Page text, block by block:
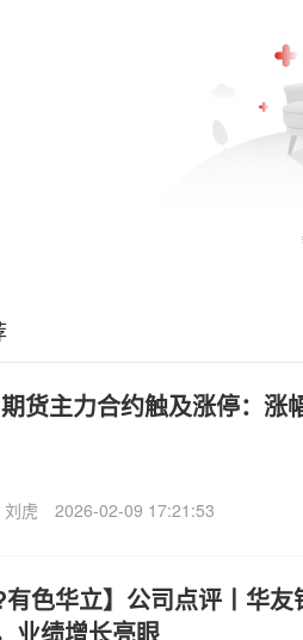
货主力合约触及涨停：涨
刘虎 2026-02-09 17:21:53
有色华立】公司点评丨华
业绩增长亮眼